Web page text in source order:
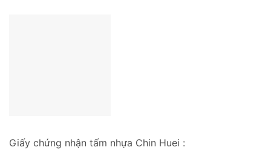
Giấy chứng nhận tấm nhựa Chin Huei :